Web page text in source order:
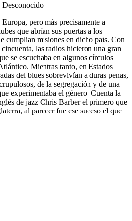
Desconocido
pero más precisamente a
que abrían sus puertas a los
cumplían misiones en dicho país. Con
las radios hicieron una gran
se escuchaba en algunos círculos
Mientras tanto, en Estados
del blues sobrevivían a duras penas,
de la segregación y de una
experimentaba el género. Cuenta la
de jazz Chris Barber el primero que
al parecer fue ese suceso el que